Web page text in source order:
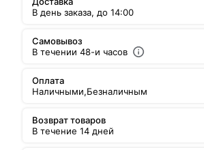
В день заказа, до 14:00
Самовывоз
В течении 48-и часов
Оплата
Наличными,Безналичным
Возврат товаров
В течение 14 дней